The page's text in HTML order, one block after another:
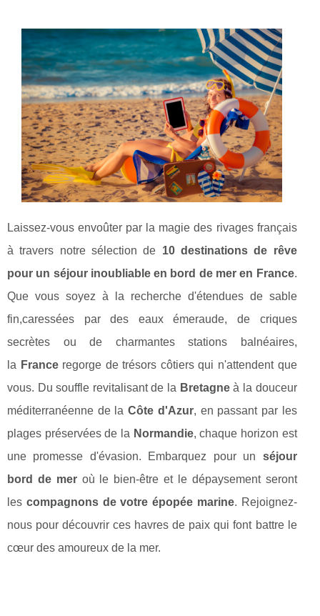
Laissez-vous envoûter par la magie des rivages français
à travers notre sélection de 10 destinations de rêve
pour un séjour inoubliable en bord de mer en France.
Que vous soyez à la recherche d'étendues de sable
fin,caressées par des eaux émeraude, de criques
secrètes ou de charmantes stations balnéaires,
la Franceregorge de trésors côtiers qui n'attendent que
vous. Du souffle revitalisant de la Bretagneà la douceur
méditerranéenne de laCôte d'Azur, en passant par les
plages préservées de la Normandie, chaque horizon est
une promesse d'évasion. Embarquez pour un séjour
bord de meroù le bien-être et le dépaysement seront
les compagnons de votre épopée marine. Rejoignez-
nous pour découvrir ces havres de paix qui font battre le
cœur des amoureux de la mer.